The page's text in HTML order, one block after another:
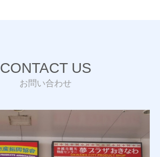
CONTACT US
お問い合わせ